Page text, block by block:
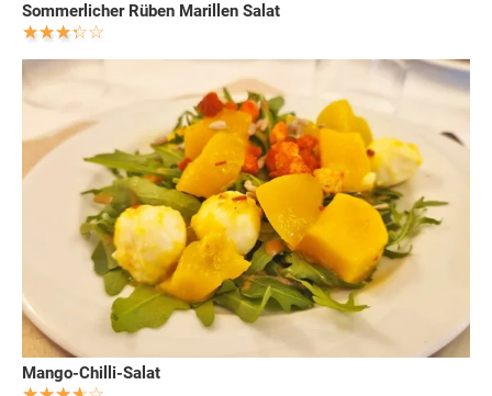
Sommerlicher Rüben Marillen Salat
Mango-Chilli-Salat